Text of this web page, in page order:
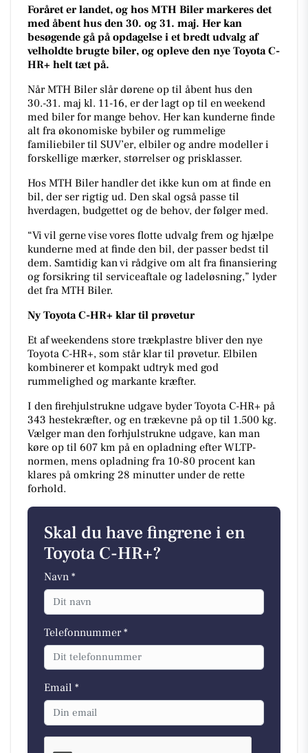
Foråret er landet, og hos MTH Biler markeres det
med åbent hus den 30. og 31. maj. Her kan
besøgende gå på opdagelse i et bredt udvalg af
velholdte brugte biler, og opleve den nye Toyota C-
HR+ helt tæt på.
Når MTH Biler slår dørene op til åbent hus den
30.-31. maj kl. 11-16, er der lagt op til en weekend
med biler for mange behov. Her kan kunderne finde
alt fra økonomiske bybiler og rummelige
familiebiler til SUV’er, elbiler og andre modeller i
forskellige mærker, størrelser og prisklasser.
Hos MTH Biler handler det ikke kun om at finde en
bil, der ser rigtig ud. Den skal også passe til
hverdagen, budgettet og de behov, der følger med.
“Vi vil gerne vise vores flotte udvalg frem og hjælpe
kunderne med at finde den bil, der passer bedst til
dem. Samtidig kan vi rådgive om alt fra finansiering
og forsikring til serviceaftale og ladeløsning,” lyder
det fra MTH Biler.
Ny Toyota C-HR+ klar til prøvetur
Et af weekendens store trækplastre bliver den nye
Toyota C-HR+, som står klar til prøvetur. Elbilen
kombinerer et kompakt udtryk med god
rummelighed og markante kræfter.
I den firehjulstrukne udgave byder Toyota C-HR+ på
343 hestekræfter, og en trækevne på op til 1.500 kg.
Vælger man den forhjulstrukne udgave, kan man
køre op til 607 km på en opladning efter WLTP-
normen, mens opladning fra 10-80 procent kan
klares på omkring 28 minutter under de rette
forhold.
Skal du have fingrene i en
Toyota C-HR+?
Navn *
Telefonnummer *
Email *